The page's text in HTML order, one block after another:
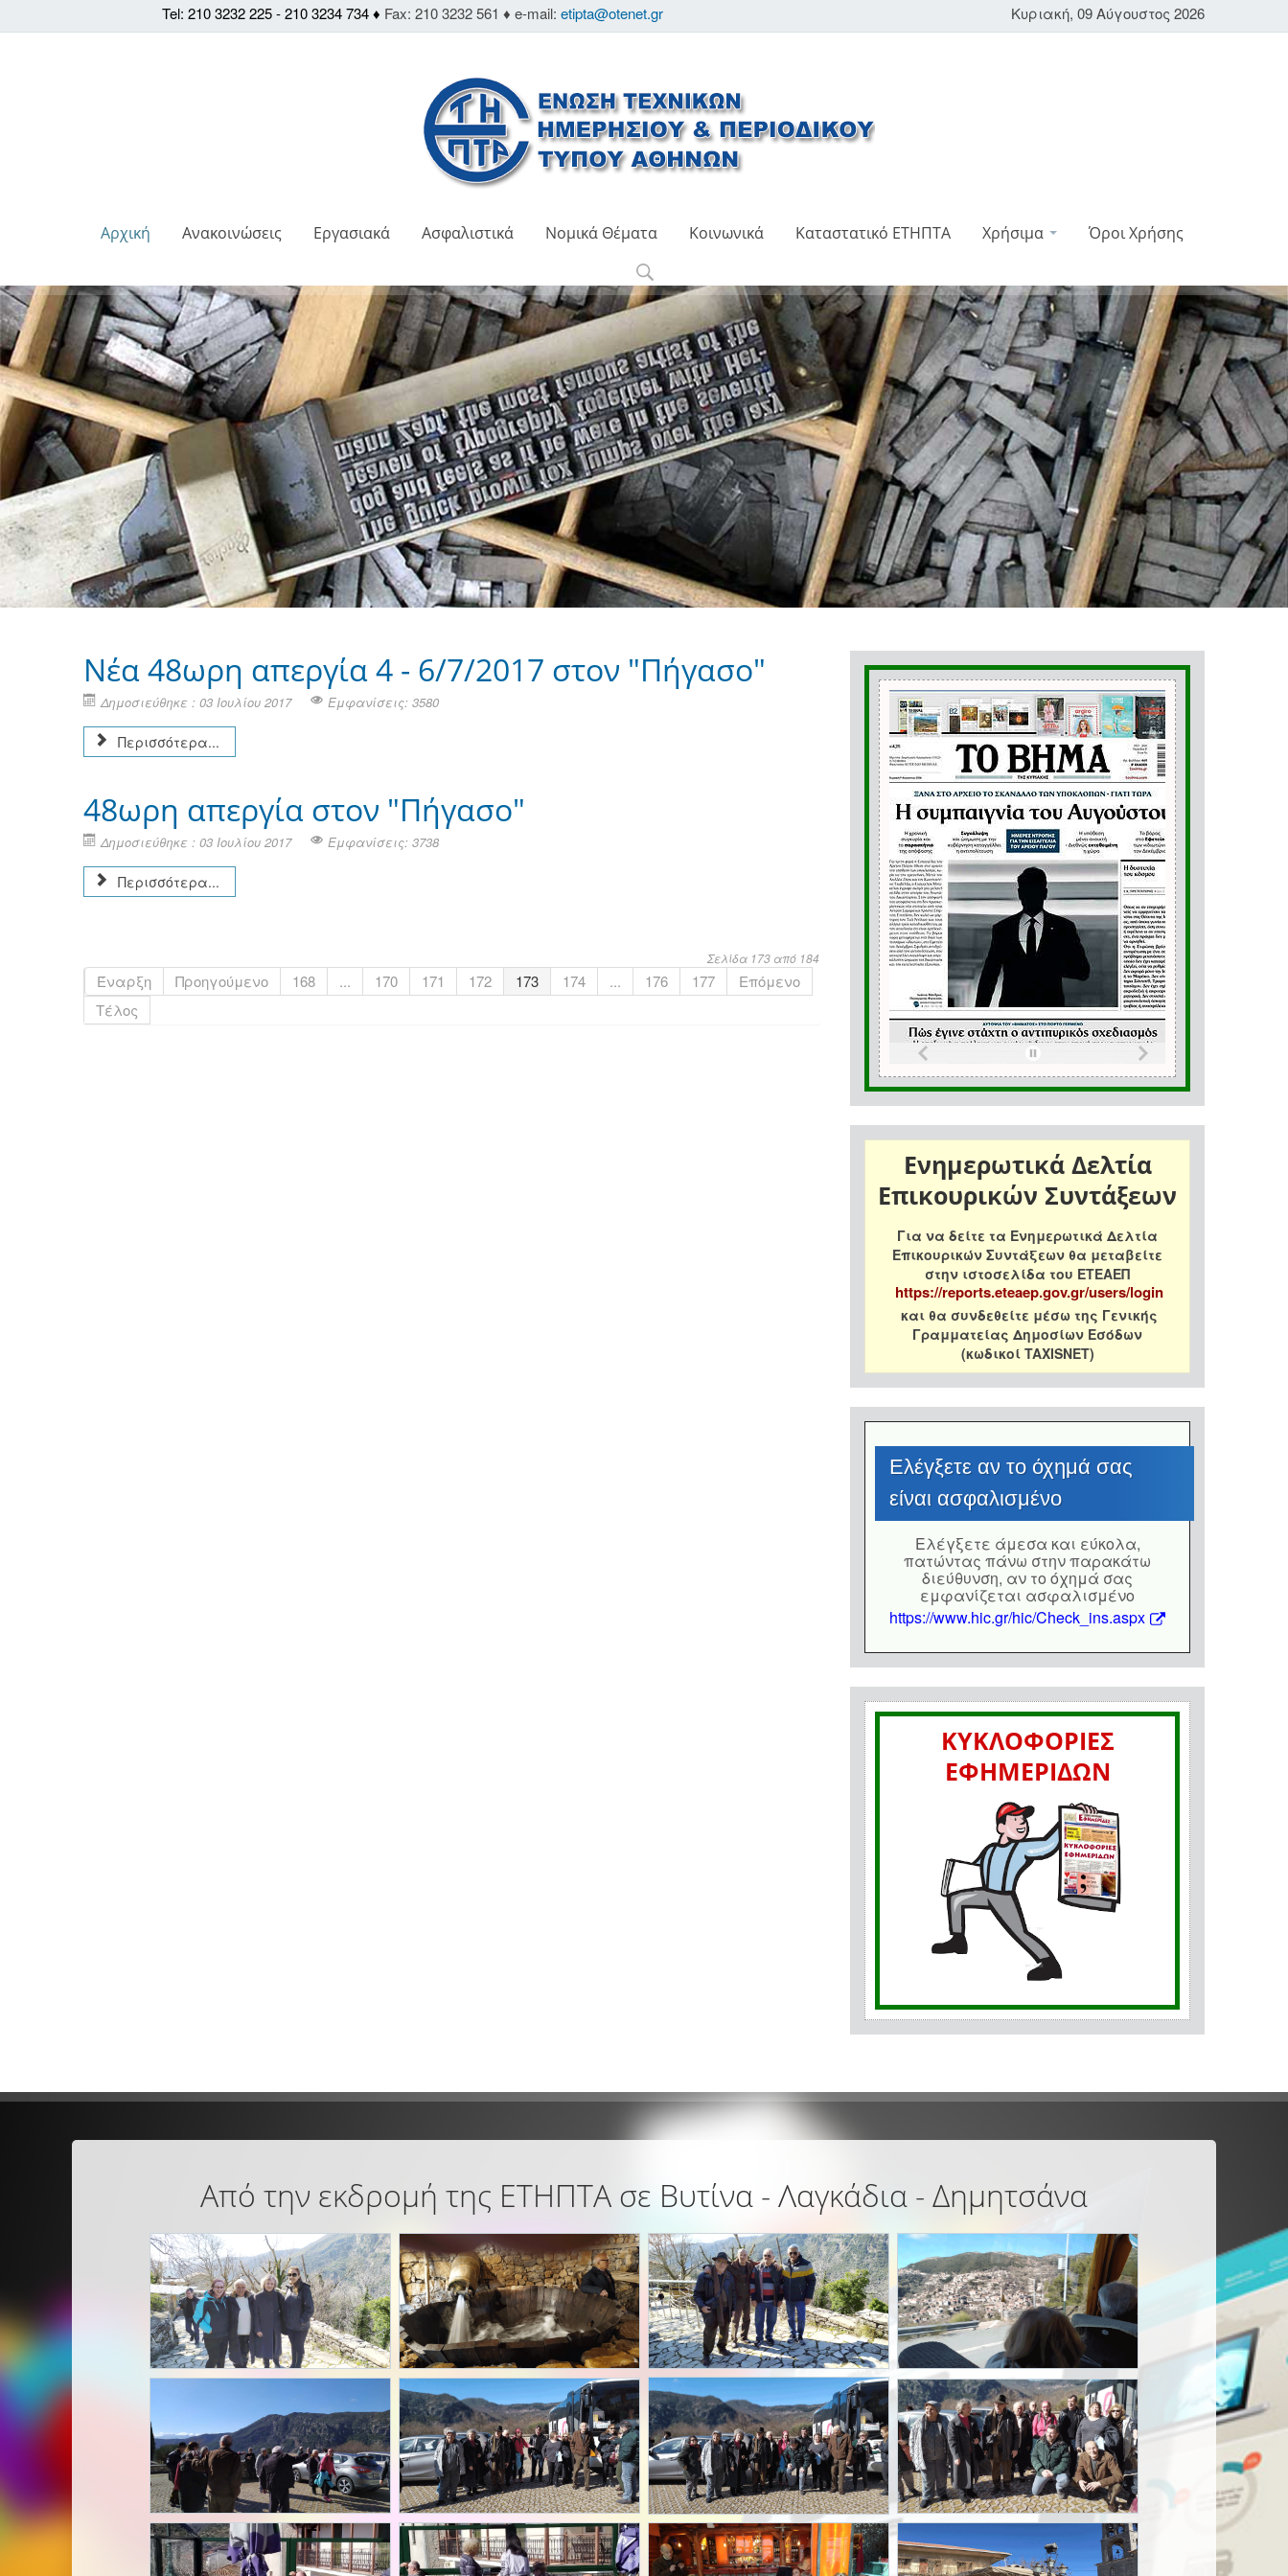
Κυριακή, 09 Αύγουστος 2026
Tel: 210 3232 225 - 210 3234 734 ♦ Fax: 210 3232 561 ♦ e-mail: etipta@otenet.gr
Αρχική Ανακοινώσεις Εργασιακά Ασφαλιστικά Νομικά Θέματα Κοινωνικά Καταστατικό ΕΤΗΠΤΑ Χρήσιμα Όροι Χρήσης
Νέα 48ωρη απεργία 4 - 6/7/2017 στον "Πήγασο"
Δημοσιεύθηκε : 03 Ιουλίου 2017 Εμφανίσεις: 3580
Περισσότερα...
48ωρη απεργία στον "Πήγασο"
Δημοσιεύθηκε : 03 Ιουλίου 2017 Εμφανίσεις: 3738
Περισσότερα...
Σελίδα 173 από 184
Έναρξη Προηγούμενο 168 ... 170 171 172 173 174 ... 176 177
Επόμενο
Τέλος
Ενημερωτικά Δελτία
Επικουρικών Συντάξεων
Για να δείτε τα Ενημερωτικά Δελτία
Επικουρικών Συντάξεων θα μεταβείτε
στην ιστοσελίδα του ΕΤΕΑΕΠ
https://reports.eteaep.gov.gr/users/login
και θα συνδεθείτε μέσω της Γενικής
Γραμματείας Δημοσίων Εσόδων
(κωδικοί TAXISNET)
Eλέγξετε αν το όχημά σας
είναι ασφαλισμένο
Eλέγξετε άμεσα και εύκολα,
πατώντας πάνω στην παρακάτω
διεύθυνση, αν το όχημά σας
εμφανίζεται ασφαλισμένο
https://www.hic.gr/hic/Check_ins.aspx
ΚΥΚΛΟΦΟΡΙΕΣ
ΕΦΗΜΕΡΙΔΩΝ
Από την εκδρομή της ΕΤΗΠΤΑ σε Βυτίνα - Λαγκάδια - Δημητσάνα